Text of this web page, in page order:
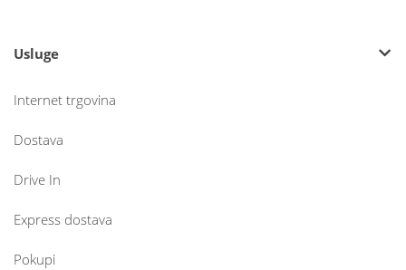
Usluge
Internet trgovina
Dostava
Drive In
Express dostava
Pokupi